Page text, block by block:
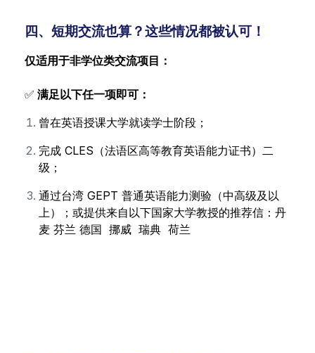
四、短期交流也算？这些情况都被认可！
仅适用于非学位类交流项目：
✅ 满足以下任一项即可：
曾在英语授课大学就读学士阶段；
完成 CLES（法语区高等教育英语能力证书）二
级；
通过台湾 GEPT 普通英语能力测验（中高级及以
上）；或提供来自以下国家大学教授的推荐信：丹
麦 芬兰 德国 挪威 瑞典 荷兰